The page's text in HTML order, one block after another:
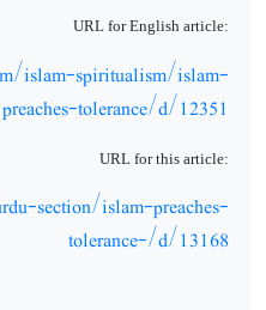
URL for English article:
islam-spiritualism/islam-
preaches-tolerance/d/12351
URL for this article:
section/islam-preaches-
tolerance-/d/13168